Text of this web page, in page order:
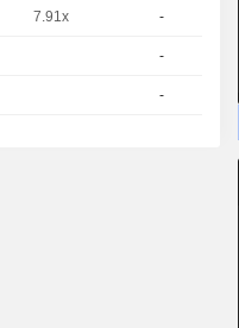
7.91x -
-
-